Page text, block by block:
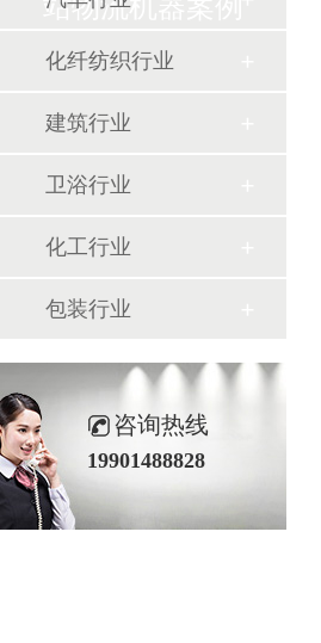
站物流机器案例
化纤纺织行业
建筑行业
卫浴行业
化工行业
包装行业
咨询热线
19901488828